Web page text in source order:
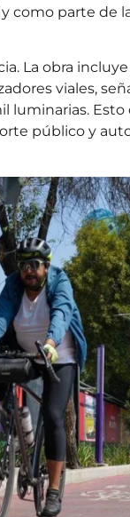
parte de
La obra
viales,
luminarias.
público y